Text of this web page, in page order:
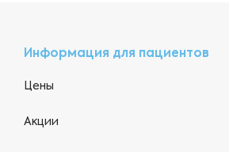
Информация для пациентов
Цены
Акции